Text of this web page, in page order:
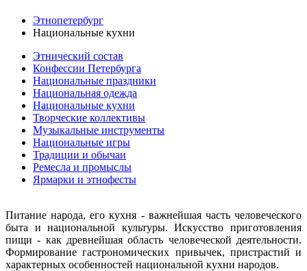
Этнопетербург
Национальные кухни
Этнический состав
Конфессии Петербурга
Национальные праздники
Национальная одежда
Национальные кухни
Творческие коллективы
Музыкальные инструменты
Национальные игры
Традиции и обычаи
Ремесла и промыслы
Ярмарки и этнофесты
Питание народа, его кухня - важнейшая часть человеческого
быта и национальной культуры. Искусство приготовления
пищи - как древнейшая область человеческой деятельности.
Формирование гастрономических привычек, пристрастий и
характерных особенностей национальной кухни народов.